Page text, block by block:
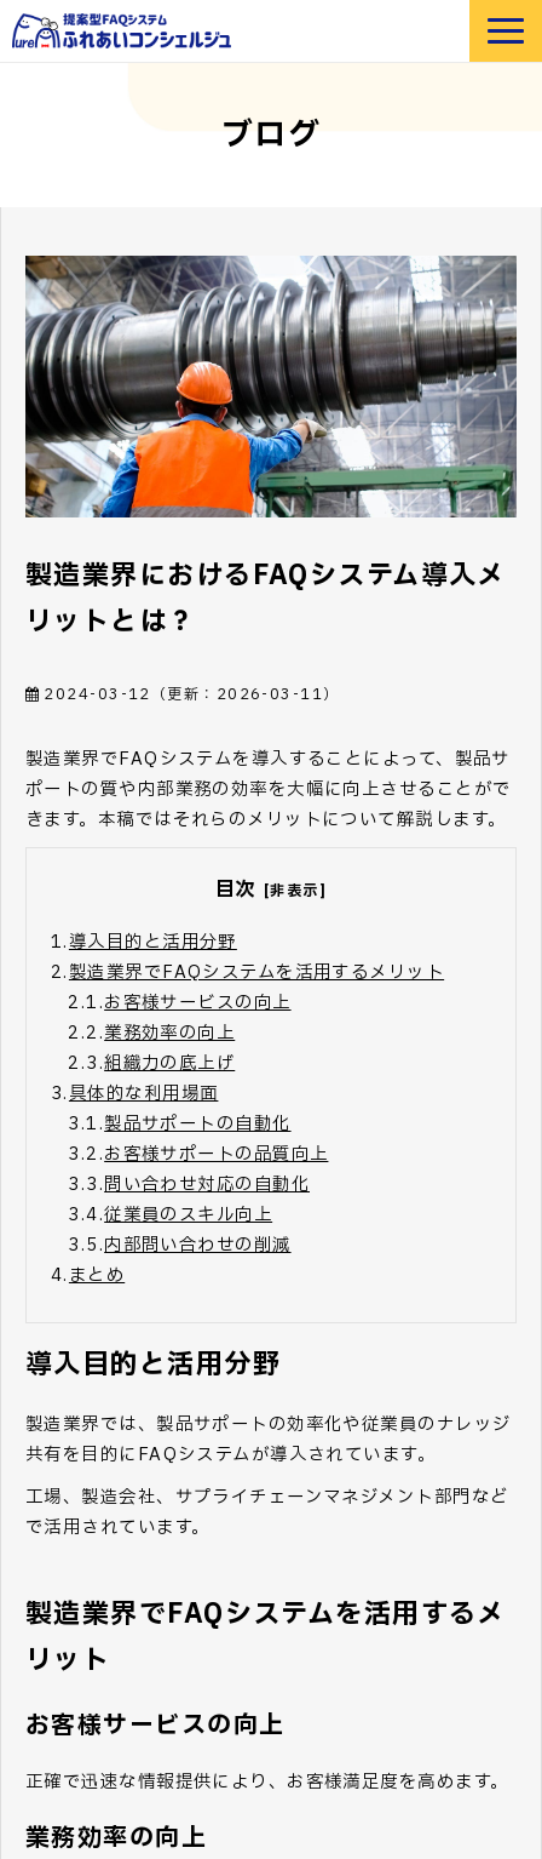
機能紹介
導入事例
セミナー
よくあるご質問
お役立ち資料
ブログ
製造業界におけるFAQシステム導入メ
リットとは？
2024-03-12 （更新： 2026-03-11）
製造業界でFAQシステムを導入することによって、製品サ
ポートの質や内部業務の効率を大幅に向上させることがで
きます。本稿ではそれらのメリットについて解説します。
目次 [非表示]
1.導入目的と活用分野
2.製造業界でFAQシステムを活用するメリット
2.1.お客様サービスの向上
2.2.業務効率の向上
2.3.組織力の底上げ
3.具体的な利用場面
3.1.製品サポートの自動化
3.2.お客様サポートの品質向上
3.3.問い合わせ対応の自動化
3.4.従業員のスキル向上
3.5.内部問い合わせの削減
4. まとめ
導入目的と活用分野
製造業界では、製品サポートの効率化や従業員のナレッジ
共有を目的にFAQシステムが導入されています。
工場、製造会社、サプライチェーンマネジメント部門など
で活用されています。
製造業界でFAQシステムを活用するメ
リット
お客様サービスの向上
正確で迅速な情報提供により、お客様満足度を高めます。
業務効率の向上